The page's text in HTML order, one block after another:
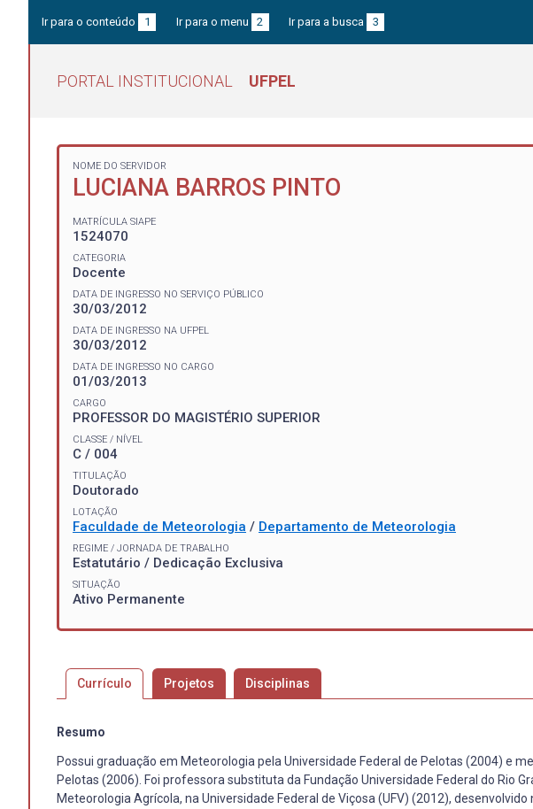
Ir para o conteúdo 1 Ir para o menu 2 Ir para a busca 3
PORTAL INSTITUCIONAL UFPEL
NOME DO SERVIDOR
LUCIANA BARROS PINTO
MATRÍCULA SIAPE
1524070
CATEGORIA
Docente
DATA DE INGRESSO NO SERVIÇO PÚBLICO
30/03/2012
DATA DE INGRESSO NA UFPEL
30/03/2012
DATA DE INGRESSO NO CARGO
01/03/2013
CARGO
PROFESSOR DO MAGISTÉRIO SUPERIOR
CLASSE / NÍVEL
C / 004
TITULAÇÃO
Doutorado
LOTAÇÃO
Faculdade de Meteorologia / Departamento de Meteorologia
REGIME / JORNADA DE TRABALHO
Estatutário / Dedicação Exclusiva
SITUAÇÃO
Ativo Permanente
Currículo Projetos Disciplinas
Resumo
Possui graduação em Meteorologia pela Universidade Federal de Pelotas (2004) e
Pelotas (2006). Foi professora substituta da Fundação Universidade Federal do Rio
Meteorologia Agrícola, na Universidade Federal de Viçosa (UFV) (2012),